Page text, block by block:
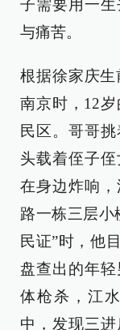
子需要用一
与痛苦。
根据徐家庆生
南京时，12
民区。哥哥
头载着侄子
在身边炸响
路一栋三层小
民证”时，他
盘查出的年
体枪杀，江
中，发现三